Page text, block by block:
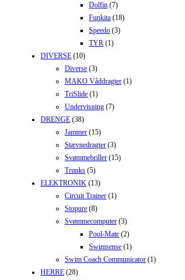
Dolfin (7)
Funkita (18)
Speedo (3)
TYR (1)
DIVERSE (10)
Diverse (3)
MAKO Våddragter (1)
TriSlide (1)
Undervisning (7)
DRENGE (38)
Jammer (15)
Stævnedragter (3)
Svømmebriller (15)
Trunks (5)
ELEKTRONIK (13)
Circuit Trainer (1)
Stopure (8)
Svømmecomputer (3)
Pool-Mate (2)
Swimsense (1)
Swim Coach Communicator (1)
HERRE (28)